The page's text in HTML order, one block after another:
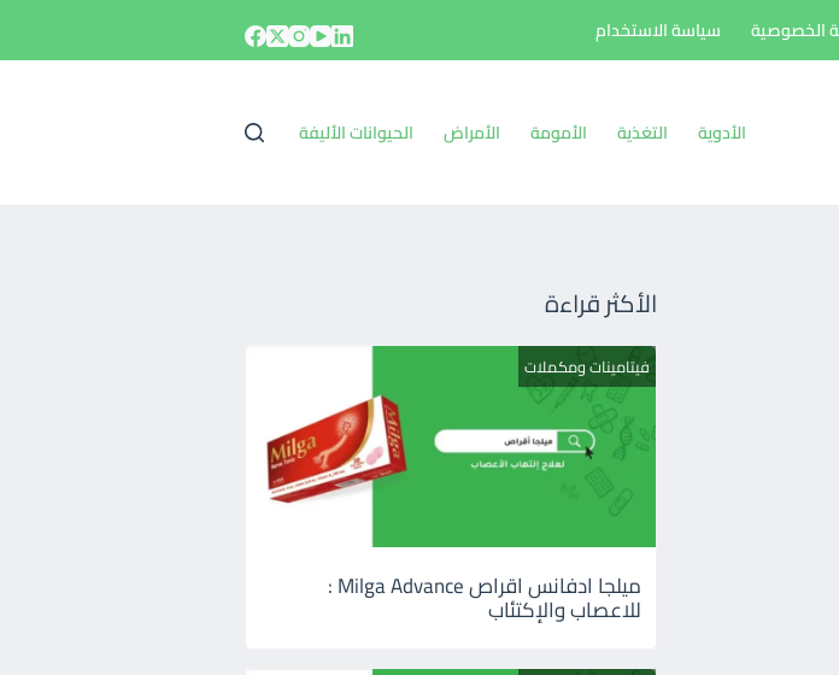
الخصوصية سياسة الاستخدام
الأدوية التغذية الأمومة الأمراض الحيوانات الأليفة
الأكثر قراءة
فيتامينات ومكملات
ميلجا ادفانس اقراص Milga Advance :
للاعصاب والإكتئاب